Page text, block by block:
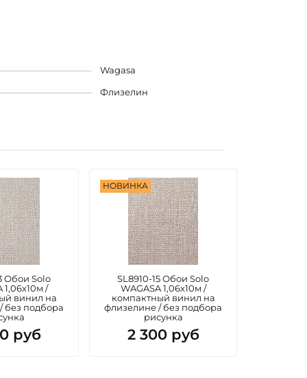
Wagasa
Флизелин
Обои Solo
1,06х10м /
винил на
без подбора
руб
НОВИНКА
SL8910-15 Обои Solo
WAGASA 1,06х10м /
компактный винил на
флизелине / без подбора
рисунка
2 300 руб